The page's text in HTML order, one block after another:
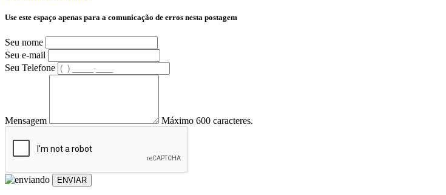
Use este espaço apenas para a comunicação de erros nesta postagem
Seu nome
Seu e-mail
Seu Telefone
Mensagem Máximo 600 caracteres.
ENVIAR